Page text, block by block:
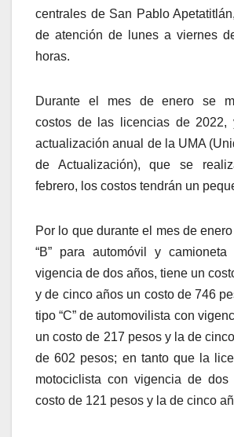
centrales de San Pablo
de atención de lunes a viernes
horas.
Durante el mes de enero se
costos de las licencias de 2022,
actualización anual de la UMA
de Actualización), que se
febrero, los costos tendrán un
Por lo que durante el mes de
“B” para automóvil y
vigencia de dos años, tiene un
y de cinco años un costo de 746
tipo “C” de automovilista con
un costo de 217 pesos y la de
de 602 pesos; en tanto que la
motociclista con vigencia de
costo de 121 pesos y la de cinco